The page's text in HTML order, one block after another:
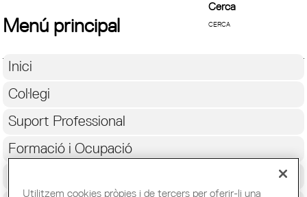
Cerca
Menú principal
Inici
Col·legi
Suport Professional
Formació i Ocupació
Utilitzem cookies pròpies i de tercers per oferir-li una